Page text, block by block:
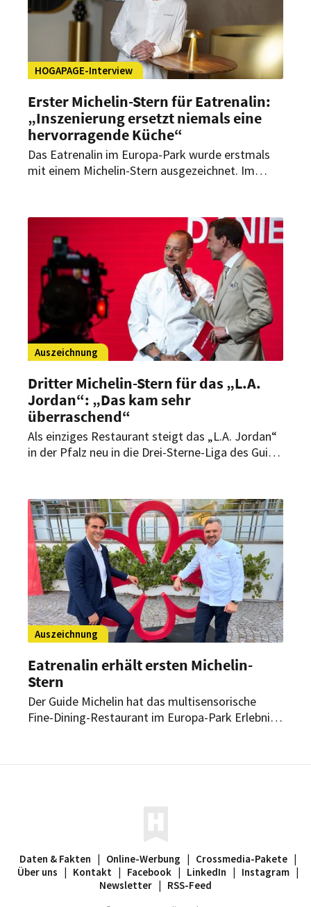
HOGAPAGE-Interview
Erster Michelin-Stern für Eatrenalin:
„Inszenierung ersetzt niemals eine
hervorragende Küche“
Das Eatrenalin im Europa-Park wurde erstmals
mit einem Michelin-Stern ausgezeichnet. Im
einem multisensorischen Konzept und die
Zukunft der Erlebnisgastronomie im Fine-Dining-
Bereich.
Auszeichnung
Dritter Michelin-Stern für das „L.A.
Jordan“: „Das kam sehr
überraschend“
Als einziges Restaurant steigt das „L.A. Jordan“
in der Pfalz neu in die Drei-Sterne-Liga des Guide
warum er seinen Job liebt.
Auszeichnung
Eatrenalin erhält ersten Michelin-
Stern
Der Guide Michelin hat das multisensorische
Fine-Dining-Restaurant im Europa-Park Erlebnis-
Daten & Fakten Online-Werbung Crossmedia-Pakete
Über uns
Kontakt Facebook LinkedIn Instagram
Newsletter
RSS-Feed